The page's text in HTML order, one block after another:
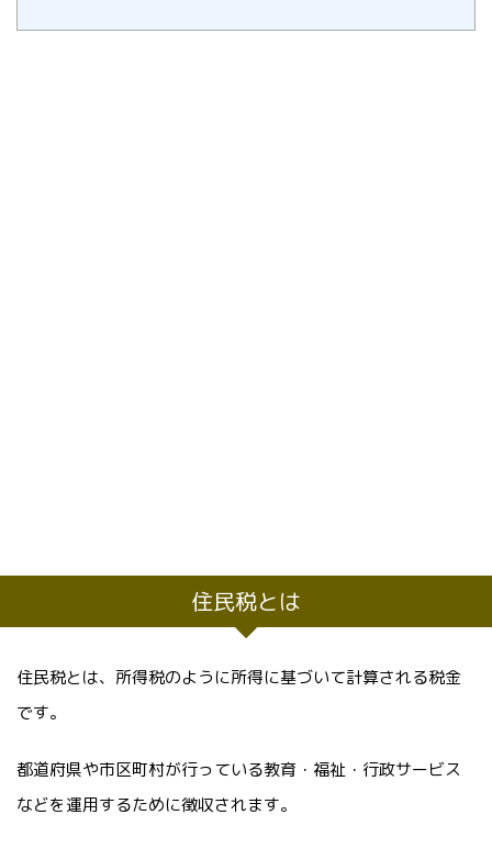
住民税とは
住民税とは、所得税のように所得に基づいて計算される税金
です。
都道府県や市区町村が行っている教育・福祉・行政サービス
などを運用するために徴収されます。